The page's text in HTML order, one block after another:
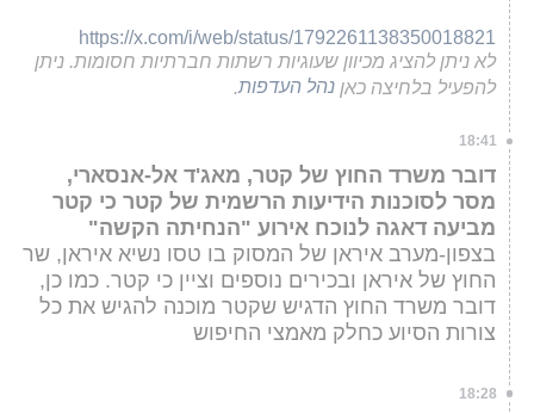
https://x.com/i/web/status/1792261138350018821
לא ניתן להציג מכיוון שעוגיות רשתות חברתיות חסומות. ניתן
להפעיל בלחיצה כאן נהל העדפות.
18:41
דובר משרד החוץ של קטר, מאג'ד אל-אנסארי,
מסר לסוכנות הידיעות הרשמית של קטר כי קטר
מביעה דאגה לנוכח אירוע "הנחיתה הקשה"
בצפון-מערב איראן של המסוק בו טסו נשיא איראן, שר
החוץ של איראן ובכירים נוספים וציין כי קטר. כמו כן,
דובר משרד החוץ הדגיש שקטר מוכנה להגיש את כל
צורות הסיוע כחלק מאמצי החיפוש
18:28